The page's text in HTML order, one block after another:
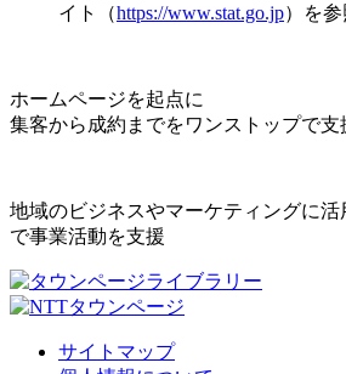
イト（https://www.stat.go.jp）を参
ホームページを起点に
集客から成約までをワンストップで支
地域のビジネスやマーケティングに
で事業活動を支援
サイトマップ